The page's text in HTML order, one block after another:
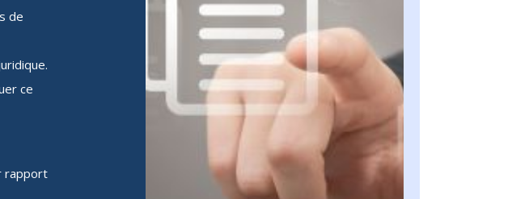
de
ce
rapport